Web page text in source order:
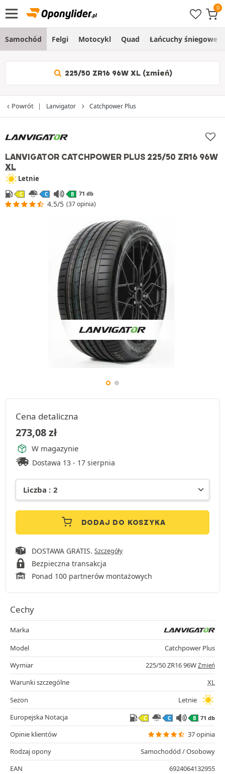
Samochód Felgi Motocykl Quad Łańcuchy śniegowe
225/50 ZR16 96W XL (zmień)
Powrót Lanvigator Catchpower Plus
LANVIGATOR CATCHPOWER PLUS 225/50 ZR16 96W
XL
Letnie
C C B 71 db
4.5/5 (37 opinia)
Cena detaliczna
273,08zł
W magazynie
Dostawa 13 - 17 sierpnia
DODAJ DO KOSZYKA
DOSTAWA GRATIS. Szczegóły
Bezpieczna transakcja
Ponad 100 partnerów montażowych
Cechy
Marka
Model
Catchpower Plus
Wymiar
225/50 ZR16 96W Zmień
Warunki szczególne
XL
Sezon
Letnie
Europejska Notacja
C C B 71 db
Opinie klientów
37 opinia
Rodzaj opony
Samochodód / Osobowy
EAN
6924064132955